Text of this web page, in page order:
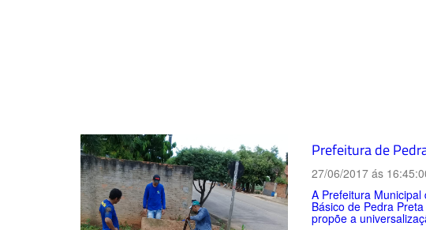
Prefeitura de
27/06/2017 ás
A Prefeitura
Básico de Pedra
propõe a